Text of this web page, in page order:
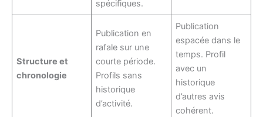
spécifiques.
Structure et
chronologie
Publication en
rafale sur une
courte période.
Profils sans
historique
d’activité.
Publication
espacée dans le
temps. Profil
avec un
historique
d’autres avis
cohérent.